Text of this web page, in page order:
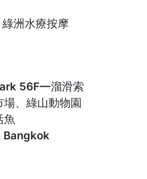
洲水療按摩
56F—溜滑索
場、綠山動物園
魚
Bangkok